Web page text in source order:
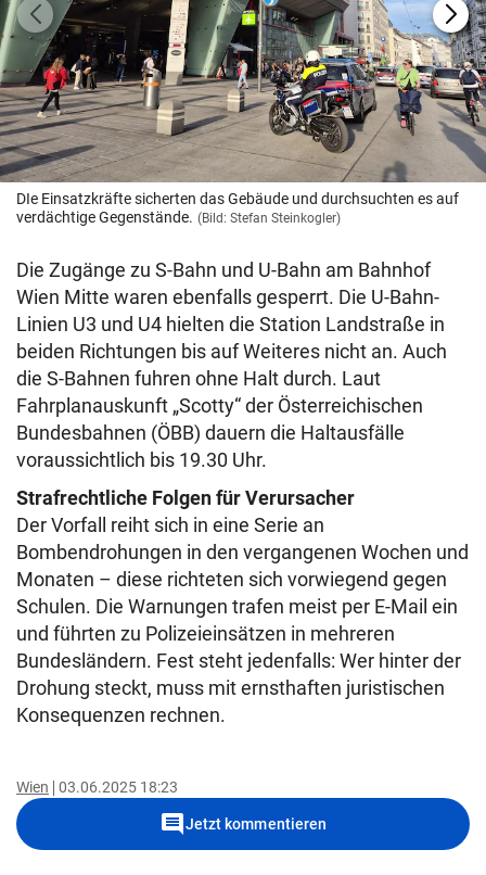
DIe Einsatzkräfte sicherten das Gebäude und durchsuchten es auf
verdächtige Gegenstände. (Bild: Stefan Steinkogler)
Die Zugänge zu S-Bahn und U-Bahn am Bahnhof
Wien Mitte waren ebenfalls gesperrt. Die U-Bahn-
Linien U3 und U4 hielten die Station Landstraße in
beiden Richtungen bis auf Weiteres nicht an. Auch
die S-Bahnen fuhren ohne Halt durch. Laut
Fahrplanauskunft „Scotty“ der Österreichischen
Bundesbahnen (ÖBB) dauern die Haltausfälle
voraussichtlich bis 19.30 Uhr.
Strafrechtliche Folgen für Verursacher
Der Vorfall reiht sich in eine Serie an
Bombendrohungen in den vergangenen Wochen und
Monaten – diese richteten sich vorwiegend gegen
Schulen. Die Warnungen trafen meist per E-Mail ein
und führten zu Polizeieinsätzen in mehreren
Bundesländern. Fest steht jedenfalls: Wer hinter der
Drohung steckt, muss mit ernsthaften juristischen
Konsequenzen rechnen.
Wien 03.06.2025 18:23
commentJetzt kommentieren